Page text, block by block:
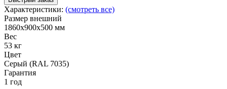
Характеристики: (смотреть все)
Размер внешний
1860x900x500 мм
Вес
53 кг
Цвет
Серый (RAL 7035)
Гарантия
1 год